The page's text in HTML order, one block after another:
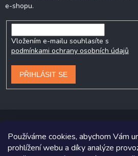
Používáme cookies, abychom Vám
prohlížení webu a díky analýze
e-shopu.
Vložením e-mailu souhlasíte s
podmínkami ochrany osobních údajů
PŘIHLÁSIT SE
Copyright 2026Prodej-pneumatik.cz.